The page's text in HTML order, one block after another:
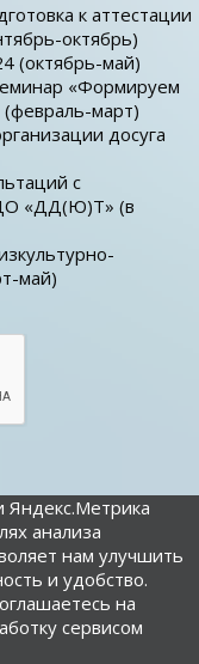
к аттестации
октябрь)
(октябрь-май)
«Формируем
(февраль-март)
досуга
с
«ДД(Ю)Т» (в
май)
Яндекс.Метрика
анализа
нам улучшить
и удобство.
на
сервисом